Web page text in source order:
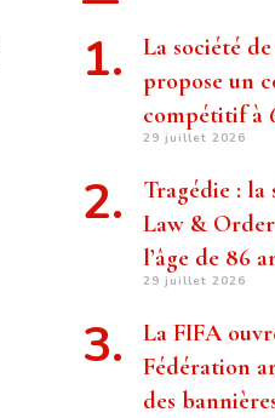
La société
propose un
compétitif à
29 juillet 2026
Tragédie : la
Law &
l’âge de 86
29 juillet 2026
La FIFA
Fédération
des